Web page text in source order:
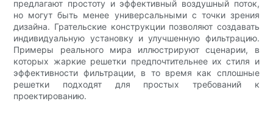
предлагают простоту и эффективный воздушный поток,
но могут быть менее универсальными с точки зрения
дизайна. Грательские конструкции позволяют создавать
индивидуальную установку и улучшенную фильтрацию.
Примеры реального мира иллюстрируют сценарии, в
которых жаркие решетки предпочтительнее их стиля и
эффективности фильтрации, в то время как сплошные
решетки подходят для простых требований к
проектированию.